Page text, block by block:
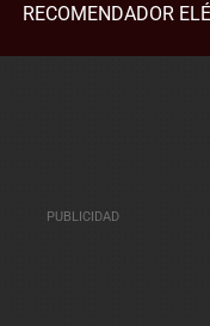
RECOMENDADOR